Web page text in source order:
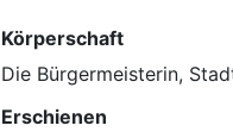
Körperschaft
Die Bürgermeisterin,
Erschienen